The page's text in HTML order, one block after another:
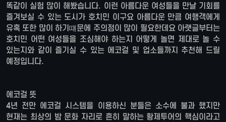
똑같이 실험 많이 해봤습니다. 이런 아름다운 여성들을 만날 기회를
즐겨보실 수 있는 도시가 호치민 이구요 아름다운 만큼 여행객에게
유혹 또한 많이 하기떄문에 주의점이 많이 필요한데요 아랫글부터는
호치민 어떤 여성들을 조심해야 하는지 어떻게 놀면 제대로 놀 수
있는지와 같이 즐기실 수 있는 에코걸 및 업소들까지 추천해 드릴
예정입니다.
에코걸 뜻
4년 전만 에코걸 시스템을 이용하신 분들은 소수에 불과 했지만
현재는 최상의 밤 문화 자리로 흔히 말하는 황제투어의 핵심이라고